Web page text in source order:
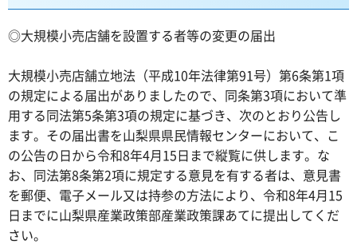
◎大規模小売店舗を設置する者等の変更の届出
大規模小売店舗立地法（平成10年法律第91号）第6条第1項
の規定による届出がありましたので、同条第3項において準
用する同法第5条第3項の規定に基づき、次のとおり公告し
ます。その届出書を山梨県県民情報センターにおいて、こ
の公告の日から令和8年4月15日まで縦覧に供します。な
お、同法第8条第2項に規定する意見を有する者は、意見書
を郵便、電子メール又は持参の方法により、令和8年4月15
日までに山梨県産業政策部産業政策課あてに提出してくだ
さい。